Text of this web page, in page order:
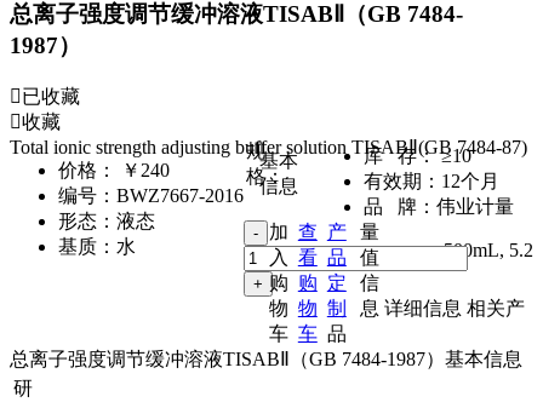
总离子强度调节缓冲溶液TISABⅡ（GB 7484-
1987）
已收藏
收藏
Total ionic strength adjusting buffer solution TISABⅡ(GB 7484-87)
价格：
￥240
编号： BWZ7667-2016
形态： 液态
基质： 水
库 存： ≥10
有效期： 12个月
品 牌： 伟业计量
规
格：
500mL, 5.2
加
入
购
物
车
查
看
购
物
车
产
品
定
制
基本
信息
量
值
信
息 详细信息 相关产
品
总离子强度调节缓冲溶液TISABⅡ（GB 7484-1987）基本信息
研